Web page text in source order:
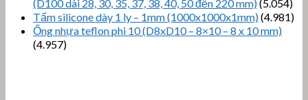
(D100 dài 28, 30, 35, 37, 38, 40, 50 đến 220 mm)(5.054)
Tấm silicone dày 1 ly – 1mm (1000x1000x1mm)(4.981)
Ống nhựa teflon phi 10 (D8xD10 – 8×10 – 8 x 10 mm)
(4.957)